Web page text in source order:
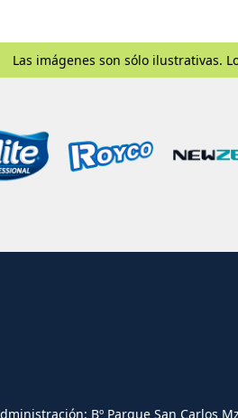
Las imágenes son sólo ilustrativas.
Bº Parque San Carlos